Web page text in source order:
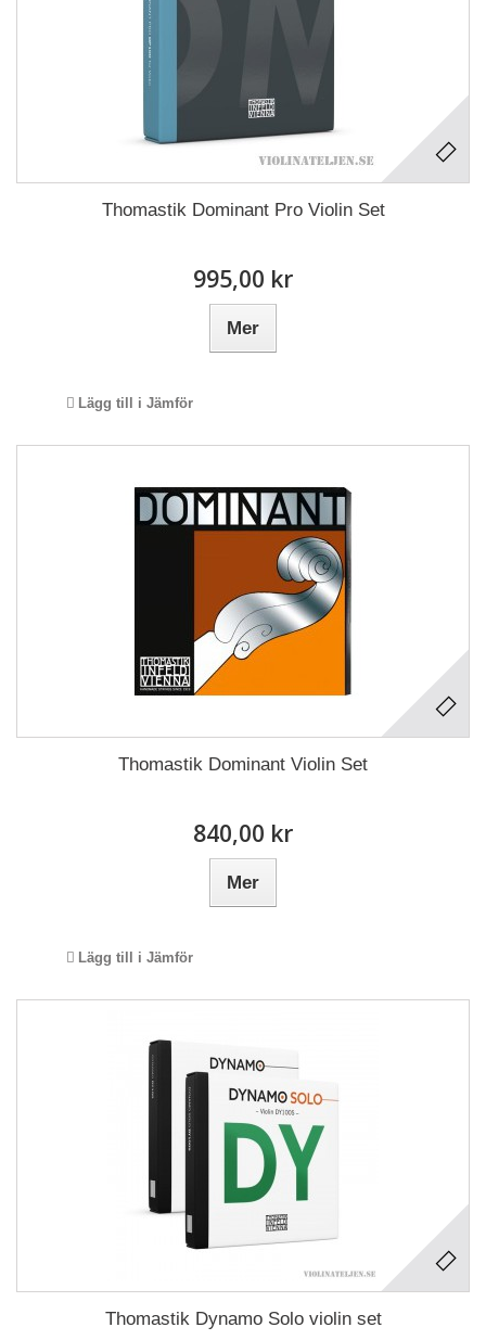
Thomastik Dominant Pro Violin Set
995,00 kr
Mer
Lägg till i Jämför
Thomastik Dominant Violin Set
840,00 kr
Mer
Lägg till i Jämför
Thomastik Dynamo Solo violin set